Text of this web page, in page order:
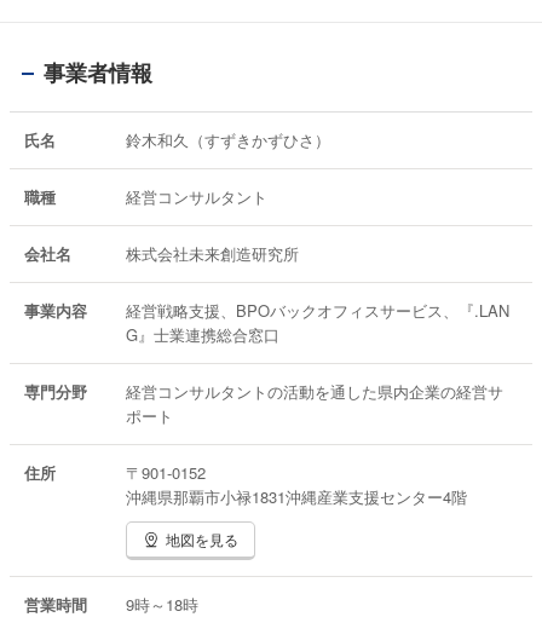
事業者情報
氏名 鈴木和久（すずきかずひさ）
職種 経営コンサルタント
会社名 株式会社未来創造研究所
事業内容
経営戦略支援、BPOバックオフィスサービス、『.LAN
G』士業連携総合窓口
専門分野
経営コンサルタントの活動を通した県内企業の経営サ
ポート
住所
〒901-0152
沖縄県那覇市小禄1831沖縄産業支援センター4階
地図を見る
営業時間 9時～18時